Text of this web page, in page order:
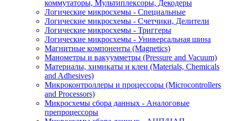
коммутаторы, Мультиплексоры, Декодеры
Логические микросхемы - Специальные
Логические микросхемы - Счетчики, Делители
Логические микросхемы - Триггеры
Логические микросхемы - Универсальная шина
Магнитные компоненты (Magnetics)
Манометры и вакуумметры (Pressure and Vacuum)
Материалы, химикаты и клеи (Materials, Chemicals
and Adhesives)
Микроконтроллеры и процессоры (Microcontrollers
and Processors)
Микросхемы сбора данных - Аналоговые
препроцессоры